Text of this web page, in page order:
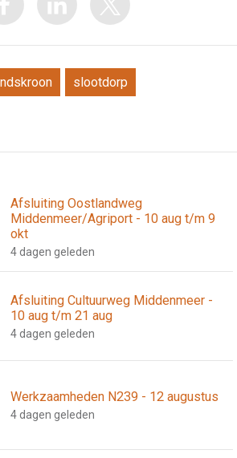
slootdorp
Afsluiting Oostlandweg
Middenmeer/Agriport - 10 aug t/m 9
okt
4 dagen geleden
Afsluiting Cultuurweg Middenmeer -
10 aug t/m 21 aug
4 dagen geleden
Werkzaamheden N239 - 12 augustus
4 dagen geleden